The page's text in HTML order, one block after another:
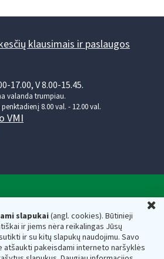
slapukai(angl. cookies). Būtinieji
ir jiems nėra reikalingas Jūsų
ir su kitų slapukų naudojimu. Savo
atšaukti pakeisdami interneto naršyklės
klausimais ir paslaugos
17.00, V 8.00-15.45.
valanda trumpiau.
8.00 val. - 12.00 val.
VMI
ministerijos
asmens kodas — 188659752,
14, 01107 Vilnius, Lietuva, el.paštas:
dėžutės adresas 188659752